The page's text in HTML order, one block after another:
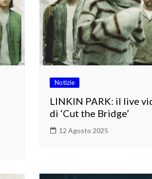
Notizie
LINKIN PARK: il live
di ‘Cut the Bridge’
12 Agosto 2025